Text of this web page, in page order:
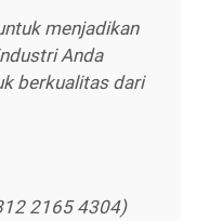
menjadikan
Anda
berkualitas dari
2165 4304)